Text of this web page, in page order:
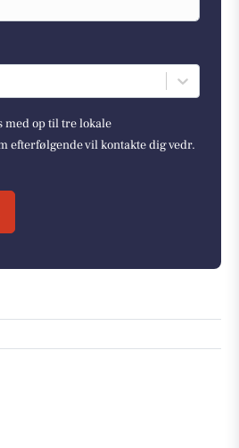
med op til tre lokale
efterfølgende vil kontakte dig vedr.